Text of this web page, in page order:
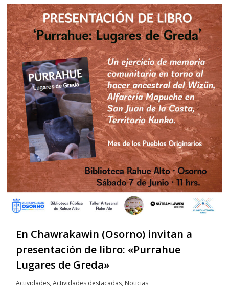
En Chawrakawin (Osorno) invitan a
presentación de libro: «Purrahue
Lugares de Greda»
Actividades,Actividades destacadas, Noticias